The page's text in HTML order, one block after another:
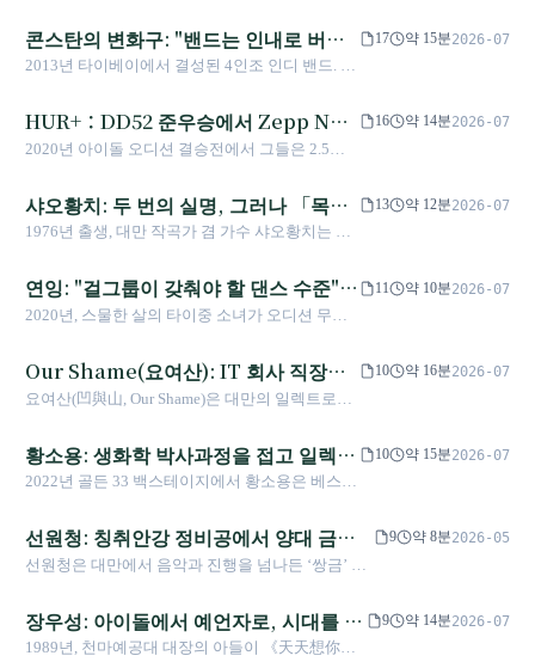
영화 오리지널 주제가상, 2025년 금종상 드라마
오리지널 노래상 삼금 수상자. 극장 피아니스트로
관왕을 차지했다. 그들은 7년 동안 사라졌고, 그
시간은 2021년 드러머 판판이 방역 호텔에서 세상
을 떠난 일과 2년의 침묵을 가로질렀다. 2023년
올해의 앨범 + 최우수 중국어 앨범 + 최우수 밴드
3관왕을 차지했다. 매니저는 대리 수상하며 말했
콘스탄의 변화구: "밴드는 인내로 버티
는 게 아니라, 재미없으면 흩어지는 거
2013년 타이베이에서 결성된 4인조 인디 밴드. 그
다"는 사상과 야구 투수의 변화구를 결합해 지은
밴드명이다. 보컬 ARNY는 필리핀 출신으로 파이
어 익스팅셔에서 베이스를 친 경력 20년의 음악인
를 구부리지 못한 채로도 계속 드럼을 치며, 베이
시스트 진마오는 "밴드는 인내로 버티는 게 아니
2023년 타이베이 뮤직 센터에서 5,000명 규모 공
연을 열었다. 그 사이에 폭발적 인기나 히트곡은
17 약 15분2026-07
HUR+：DD52 준우승에서 Zepp New
Taipei까지, 5년 멈추지 않은 인조 걸
2020년 아이돌 오디션 결승전에서 그들은 2.5점
은 여전히 활동 중이다. 프로듀서가 5천만 원을 투
자하며 "한국 걸그룹과 닮지 않을수록 좋다"고 말
했다 — 이것은 대만 걸그룹이 살아남은 이야기
16 약 14분2026-07
샤오황치: 두 번의 실명, 그러나 「목중
무인」의 유머로 금곡 가왕의 역경 아크
1976년 출생, 대만 작곡가 겸 가수 샤오황치는 선
대만어 가왕이자 아시아 패럴림픽 유도 동메달리
스트이기도 하다. 그는 「전방위 밴드」를 통해
시각 장애 음악인의 전문화의 길을 개척했으며,
념을 뒤집어, 중화권 음악계의 전설적 인물이 되
었다.
13 약 12분2026-07
연잉: "걸그룹이 갖춰야 할 댄스 수준"에
서 솔로 EP까지의 6년
2020년, 스물한 살의 타이중 소녀가 오디션 무대
룹이 갖춰야 할 댄스 수준을 보여주겠습니다." 6년
후 그녀는 솔로 EP를 냈고, 팬들이 다이두청에서
자금을 모아 생일 무대를 열었으며, 세 나라에서
현하고 있다.
11 약 10분2026-07
Our Shame(요여산): IT 회사 직장인
두 명이 신디사이저로 사무실에서 말 못
요여산(凹與山, Our Shame)은 대만의 일렉트로닉
프로듀서)와 Isan(드럼, 패드). 고등학교 밴드 동아
리에서 만나, 대학 시절 어쿠스틱 포크 콤비로
2015년 진사오상 창작 부문 1등을 차지. 졸업 후
본래 '웨이샤오아오'라 불리던 포크 밴드 이름을
'요여산'으로 바꾸고, 샤오아오가 신디사이저를 사
이 세상을 떠나고 그녀가 풀타임 직장을 그만두면
서, 밴드는 첫 정규 앨범 《Modern Problem》을
10 약 16분2026-07
황소용: 생화학 박사과정을 접고 일렉트
로닉으로 모어를 골든 올해의 앨범에 올
2022년 골든 33 백스테이지에서 황소용은 베스트
을 연주했다. 시험원장 황영촌의 아들이자 30세
전후 타이완대학 생화학 박사과정을 중도 포기한
프로듀서로, 다크 패러다이스 레코드를 설립한 지
2020 골든 올해의 앨범을 만들었다. 그의 작업은
언제나 같은 것이었다: 가장 소수의 목소리에 대
10 약 15분2026-07
선원청: 칭취안강 정비공에서 양대 금상
가왕으로
선원청은 대만에서 음악과 진행을 넘나든 ‘쌍금’ 예
대만을 휩쓴 《심사수인지》의 가수에 이르기까지,
그는 진정성과 유머로 금곡장과 금종장에 자신의 이
름을 새겼다.
9 약 8분2026-05
장우성: 아이돌에서 예언자로, 시대를 초
월한 음악 실험
1989년, 천마예공대 대장의 아들이 《天天想你》
9 약 14분2026-07